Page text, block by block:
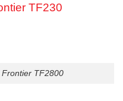
TF230
TF2800